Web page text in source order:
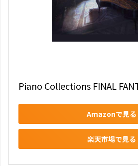
Piano Collections FINAL
Amazonで見る
楽天市場で見る